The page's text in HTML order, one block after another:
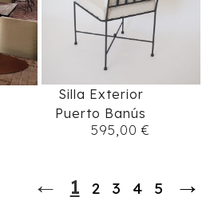
Silla Exterior
Puerto Banús
595,00€
← 1 2 3 4 5 →